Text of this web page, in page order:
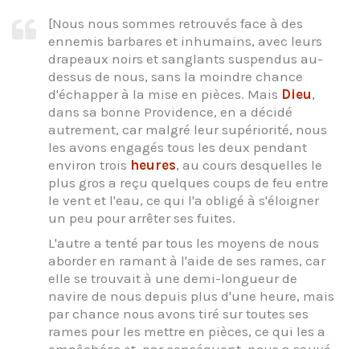
[Nous nous sommes retrouvés face à des
ennemis barbares et inhumains, avec leurs
drapeaux noirs et sanglants suspendus au-
dessus de nous, sans la moindre chance
d'échapper à la mise en pièces. Mais Dieu,
dans sa bonne Providence, en a décidé
autrement, car malgré leur supériorité, nous
les avons engagés tous les deux pendant
environ trois heures, au cours desquelles le
plus gros a reçu quelques coups de feu entre
le vent et l'eau, ce qui l'a obligé à s'éloigner
un peu pour arrêter ses fuites.
L'autre a tenté par tous les moyens de nous
aborder en ramant à l'aide de ses rames, car
elle se trouvait à une demi-longueur de
navire de nous depuis plus d'une heure, mais
par chance nous avons tiré sur toutes ses
rames pour les mettre en pièces, ce qui les a